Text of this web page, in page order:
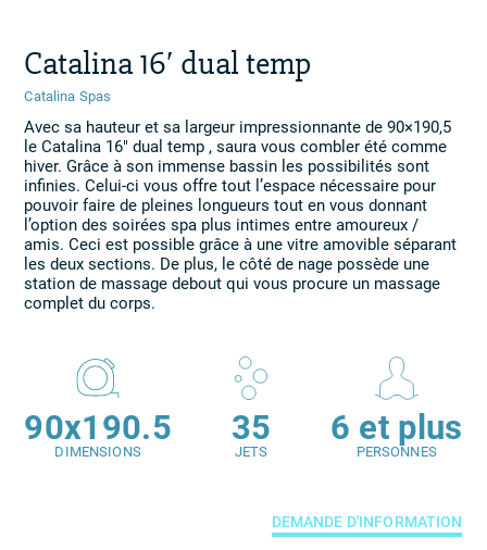
Catalina 16′ dual temp
Catalina Spas
Avec sa hauteur et sa largeur impressionnante de 90×190,5
le Catalina 16″ dual temp , saura vous combler été comme
hiver. Grâce à son immense bassin les possibilités sont
infinies. Celui-ci vous offre tout l’espace nécessaire pour
pouvoir faire de pleines longueurs tout en vous donnant
l’option des soirées spa plus intimes entre amoureux /
amis. Ceci est possible grâce à une vitre amovible séparant
les deux sections. De plus, le côté de nage possède une
station de massage debout qui vous procure un massage
complet du corps.
90x190.5
DIMENSIONS
35
JETS
6 et plus
PERSONNES
DEMANDE D'INFORMATION